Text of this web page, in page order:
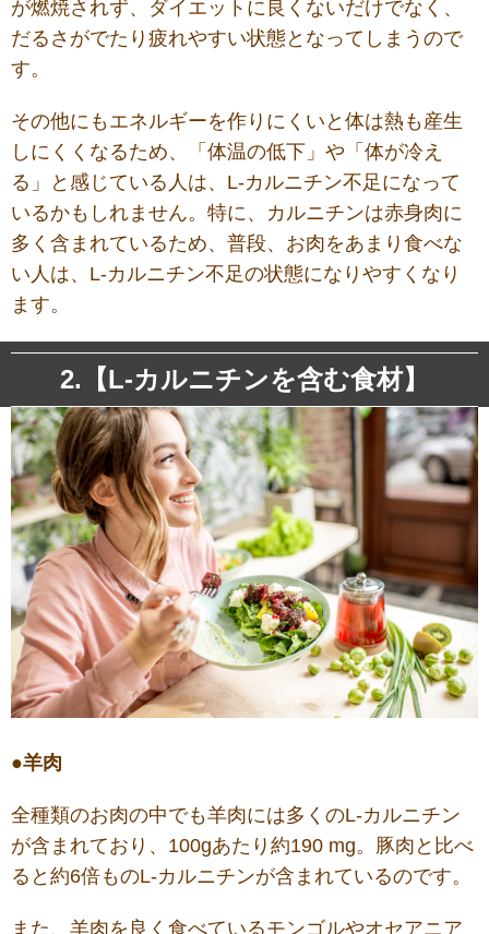
が燃焼されず、ダイエットに良くないだけでなく、
だるさがでたり疲れやすい状態となってしまうので
す。
その他にもエネルギーを作りにくいと体は熱も産生
しにくくなるため、「体温の低下」や「体が冷え
る」と感じている人は、L-カルニチン不足になって
いるかもしれません。特に、カルニチンは赤身肉に
多く含まれているため、普段、お肉をあまり食べな
い人は、L-カルニチン不足の状態になりやすくなり
ます。
2.【L-カルニチンを含む食材】
●羊肉
全種類のお肉の中でも羊肉には多くのL-カルニチン
が含まれており、100gあたり約190 mg。豚肉と比べ
ると約6倍ものL-カルニチンが含まれているのです。
また、羊肉を良く食べているモンゴルやオセアニア